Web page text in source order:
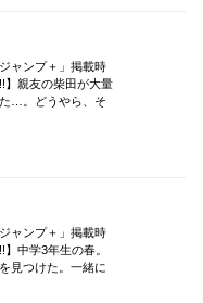
ャンプ＋」掲載時
】親友の柴田が大量
…。どうやら、そ
ャンプ＋」掲載時
中学3年生の春。
見つけた。一緒に